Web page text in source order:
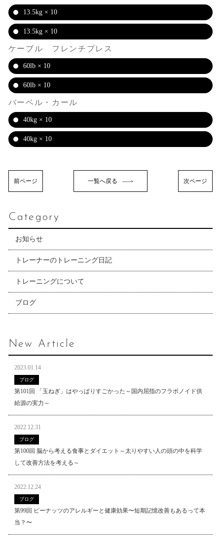
13.5kg × 10
13.5kg × 10
ケーブル フレンチプレス
60lb × 10
60lb × 10
バーベル・カール
40kg × 10
40kg × 10
前ページ 一覧へ戻る 次ページ
Category
お知らせ
トレーナーのトレーニング日記
トレーニングについて
ブログ
New Article
2023.01.14
ブログ
第101回 「玉ねぎ」はやっぱりすごかった～国内屈指のフラボノイド供
給源の実力～
2022.12.31
ブログ
第100回 脳から考える食事とダイエット～太りやすい人の頭の中を科学
して改善方法を考える～
2022.12.24
ブログ
第99回 ピーナッツのアレルギーと健康効果〜短期記憶改善もあるって本
当？〜